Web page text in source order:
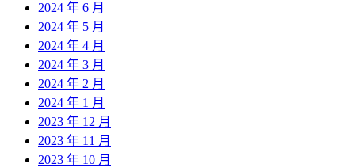
2024 年 6 月
2024 年 5 月
2024 年 4 月
2024 年 3 月
2024 年 2 月
2024 年 1 月
2023 年 12 月
2023 年 11 月
2023 年 10 月